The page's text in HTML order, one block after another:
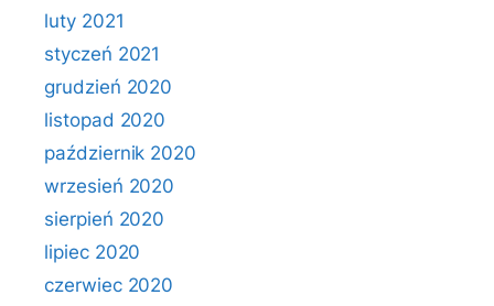
luty 2021
styczeń 2021
grudzień 2020
listopad 2020
październik 2020
wrzesień 2020
sierpień 2020
lipiec 2020
czerwiec 2020